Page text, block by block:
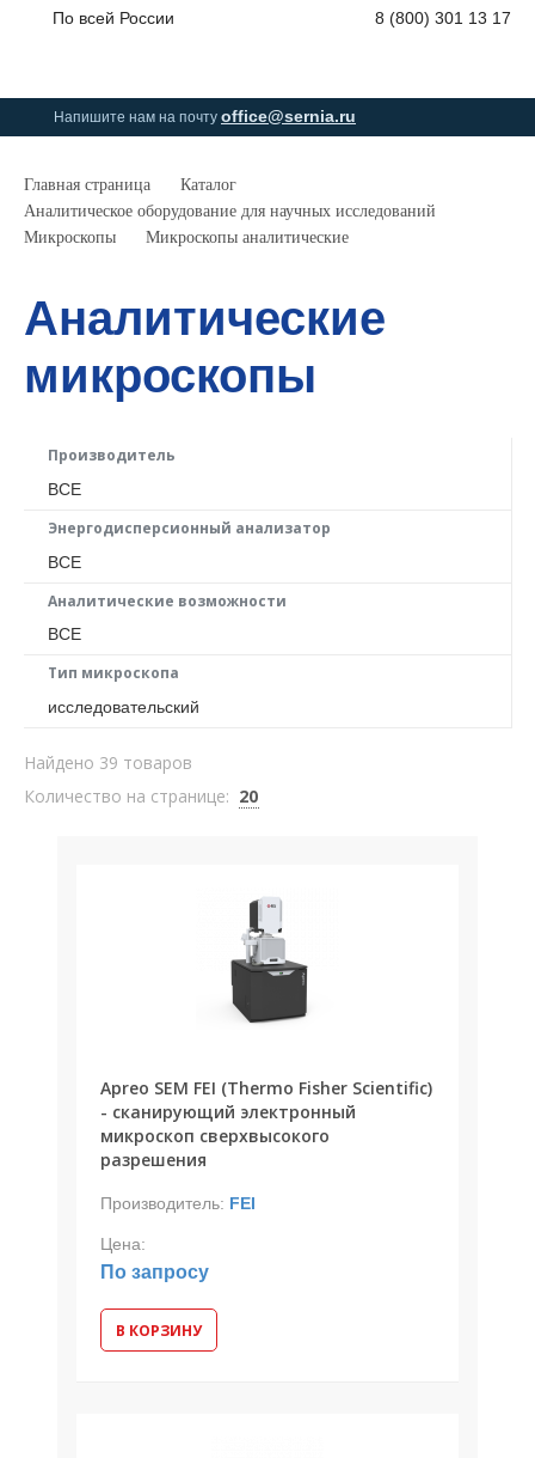
По всей России 8 (800) 301 13 17
Напишите нам на почту office@sernia.ru
Главная страница
Каталог
Аналитическое оборудование для научных исследований
Микроскопы
Микроскопы аналитические
Аналитические
микроскопы
Производитель
ВСЕ
Энергодисперсионный анализатор
ВСЕ
Аналитические возможности
ВСЕ
Тип микроскопа
исследовательский
Найдено 39 товаров
Количество на странице: 20
Apreo SEM FEI (Thermo Fisher Scientific)
- сканирующий электронный
микроскоп сверхвысокого
разрешения
Производитель: FEI
Цена:
По запросу
В КОРЗИНУ